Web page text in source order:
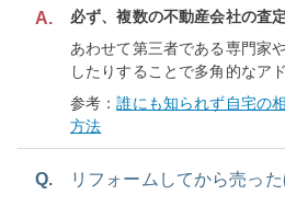
A.
必ず、複数の不動産会社の査
あわせて第三者である専門家
したりすることで多角的なア
参考：誰にも知られず自宅の
方法
Q. リフォームしてから売っ